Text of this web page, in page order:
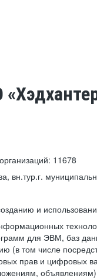
11678
вн.тур.г.
и
для ЭВМ, баз
том числе
прав и цифровых